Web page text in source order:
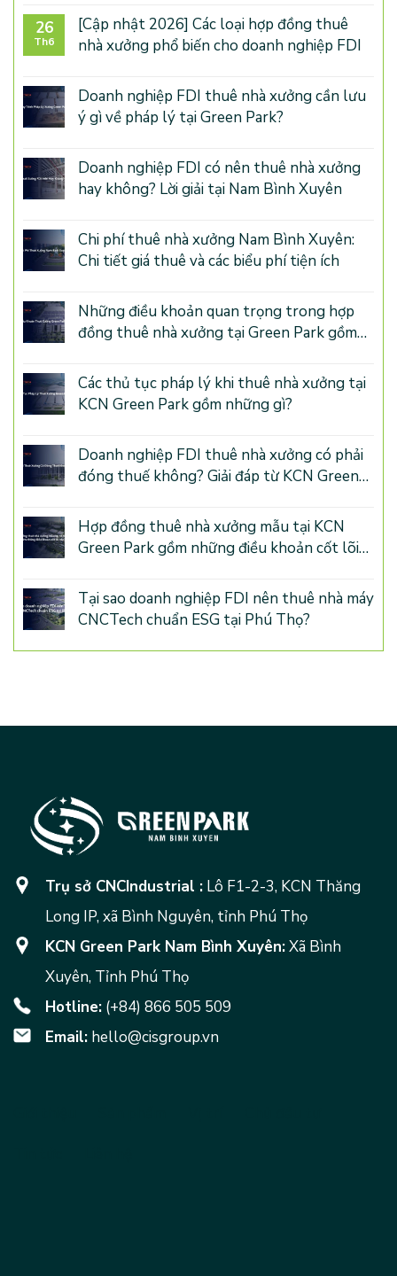
26
Th6
[Cập nhật 2026] Các loại hợp đồng thuê
nhà xưởng phổ biến cho doanh nghiệp FDI
Doanh nghiệp FDI thuê nhà xưởng cần lưu
ý gì về pháp lý tại Green Park?
Doanh nghiệp FDI có nên thuê nhà xưởng
hay không? Lời giải tại Nam Bình Xuyên
Chi phí thuê nhà xưởng Nam Bình Xuyên:
Chi tiết giá thuê và các biểu phí tiện ích
Những điều khoản quan trọng trong hợp
đồng thuê nhà xưởng tại Green Park gồm
Các thủ tục pháp lý khi thuê nhà xưởng tại
KCN Green Park gồm những gì?
Doanh nghiệp FDI thuê nhà xưởng có phải
đóng thuế không? Giải đáp từ KCN Green
Hợp đồng thuê nhà xưởng mẫu tại KCN
Green Park gồm những điều khoản cốt lõi
Tại sao doanh nghiệp FDI nên thuê nhà máy
CNCTech chuẩn ESG tại Phú Thọ?
Trụ sở CNCIndustrial : Lô F1-2-3, KCN Thăng
Long IP, xã Bình Nguyên, tỉnh Phú Thọ
KCN Green Park Nam Bình Xuyên:Xã Bình
Xuyên, Tỉnh Phú Thọ
Hotline: (+84) 866 505 509
Email: hello@cisgroup.vn